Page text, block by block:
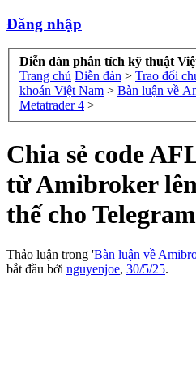
Đăng nhập
Diễn đàn phân tích kỹ thuật
Trang chủ Diễn đàn > Trao đổi
khoán Việt Nam > Bàn luận về
Metatrader 4 >
Chia sẻ code
từ Amibroker
thế cho Telegram
Thảo luận trong 'Bàn luận về
bắt đầu bởi nguyenjoe, 30/5/25.